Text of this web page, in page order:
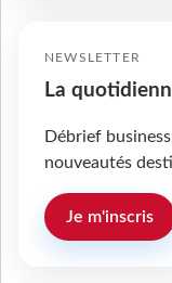
NEWSLETTER
La
Débrief
nouveautés
Je m'inscris